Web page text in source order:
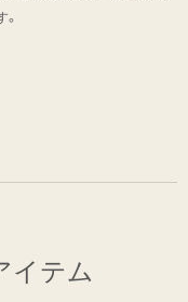
。
イテム